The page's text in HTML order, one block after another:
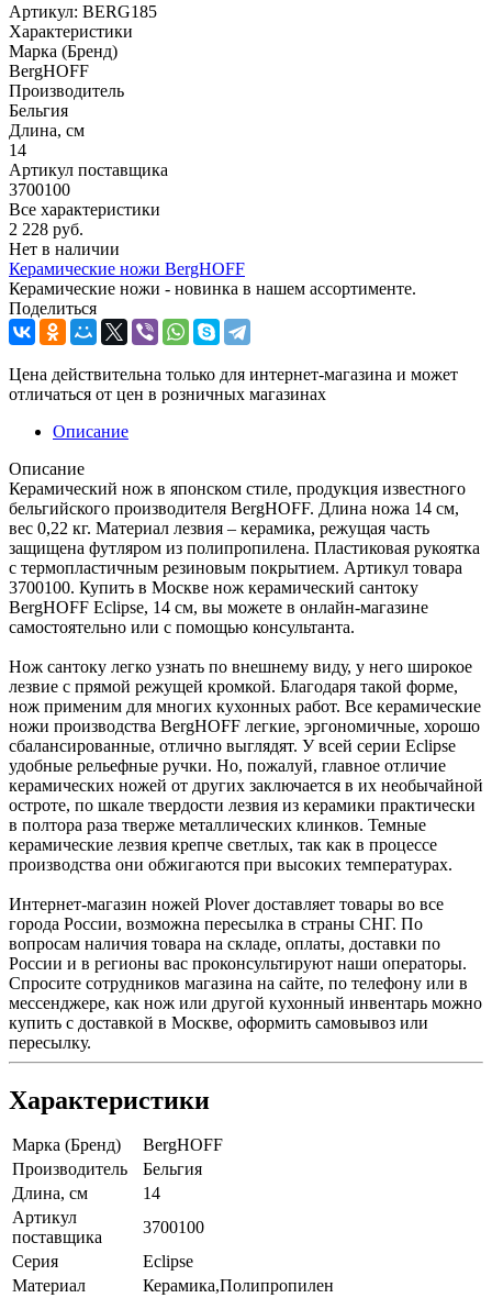
Артикул: BERG185
Характеристики
Марка (Бренд)
BergHOFF
Производитель
Бельгия
Длина, см
14
Артикул поставщика
3700100
Все характеристики
2 228 руб.
Нет в наличии
Керамические ножи BergHOFF
Керамические ножи - новинка в нашем ассортименте.
Поделиться
Цена действительна только для интернет-магазина и может
отличаться от цен в розничных магазинах
Описание
Описание
Керамический нож в японском стиле, продукция известного
бельгийского производителя BergHOFF. Длина ножа 14 см,
вес 0,22 кг. Материал лезвия – керамика, режущая часть
защищена футляром из полипропилена. Пластиковая рукоятка
с термопластичным резиновым покрытием. Артикул товара
3700100. Купить в Москве нож керамический сантоку
BergHOFF Eclipse, 14 см, вы можете в онлайн-магазине
самостоятельно или с помощью консультанта.
Нож сантоку легко узнать по внешнему виду, у него широкое
лезвие с прямой режущей кромкой. Благодаря такой форме,
нож применим для многих кухонных работ. Все керамические
ножи производства BergHOFF легкие, эргономичные, хорошо
сбалансированные, отлично выглядят. У всей серии Eclipse
удобные рельефные ручки. Но, пожалуй, главное отличие
керамических ножей от других заключается в их необычайной
остроте, по шкале твердости лезвия из керамики практически
в полтора раза тверже металлических клинков. Темные
керамические лезвия крепче светлых, так как в процессе
производства они обжигаются при высоких температурах.
Интернет-магазин ножей Plover доставляет товары во все
города России, возможна пересылка в страны СНГ. По
вопросам наличия товара на складе, оплаты, доставки по
России и в регионы вас проконсультируют наши операторы.
Спросите сотрудников магазина на сайте, по телефону или в
мессенджере, как нож или другой кухонный инвентарь можно
купить с доставкой в Москве, оформить самовывоз или
пересылку.
Характеристики
Марка (Бренд)
BergHOFF
Производитель
Бельгия
Длина, см
14
Артикул
поставщика
3700100
Серия
Eclipse
Материал
Керамика,Полипропилен